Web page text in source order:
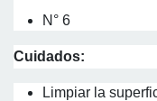
N° 6
Cuidados:
Limpiar la